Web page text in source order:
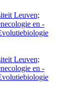
Leuven;
en -
Leuven;
en -